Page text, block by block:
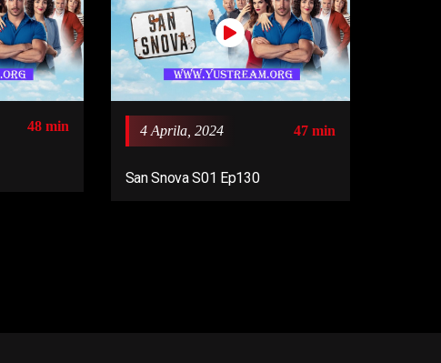
48 min 4 Aprila, 2024 47 min
San Snova S01 Ep130